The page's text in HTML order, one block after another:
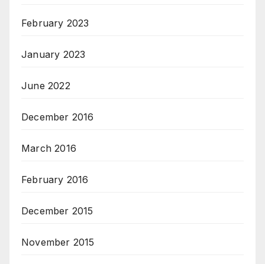
February 2023
January 2023
June 2022
December 2016
March 2016
February 2016
December 2015
November 2015